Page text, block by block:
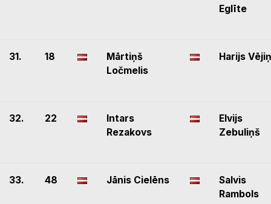
Eglīte
31. 18
Mārtiņš
Ločmelis
Harijs
32. 22
Intars
Rezakovs
Elvijs
Zebuliņš
33. 48 Jānis Cielēns
Salvis
Rambols